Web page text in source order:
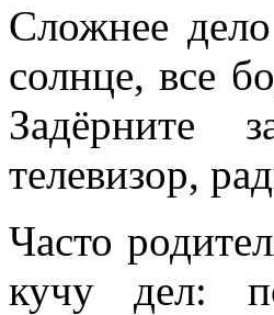
Сложнее
солнце, все
Задёрните
телевизор,
Часто
кучу дел: